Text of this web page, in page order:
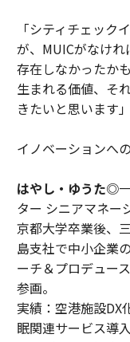
「シティチェック
が、MUICがなけ
存在しなかったか
生まれる価値、そ
きたいと思います
イノベーションへ
はやし・ゆうた◎
ター シニアマネー
京都大学卒業後、
島支社で中小企業
ーチ＆プロデュー
参画。
実績：空港施設DX
眠関連サービス導